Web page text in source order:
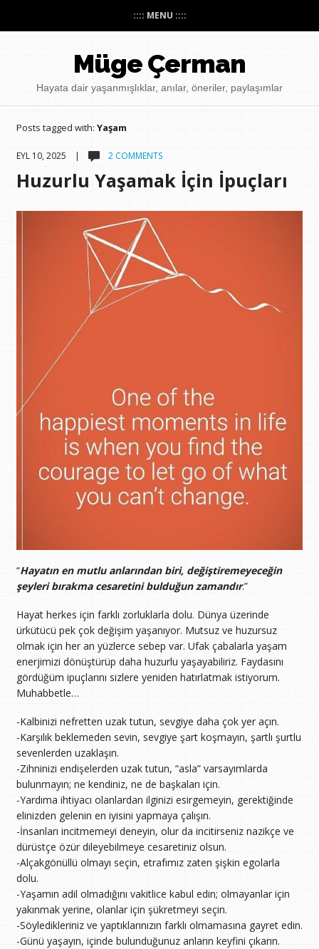
:::: MENU ::::
Müge Çerman
Hayata dair yaşanmışlıklar, anılar, öneriler, paylaşımlar
Posts tagged with: Yaşam
EYL 10, 2025 | 2 COMMENTS
Huzurlu Yaşamak İçin İpuçları
“Hayatın en mutlu anlarından biri, değiştiremeyeceğin
şeyleri bırakma cesaretini bulduğun zamandır.”
Hayat herkes için farklı zorluklarla dolu. Dünya üzerinde
ürkütücü pek çok değişim yaşanıyor. Mutsuz ve huzursuz
olmak için her an yüzlerce sebep var. Ufak çabalarla yaşam
enerjimizi dönüştürüp daha huzurlu yaşayabiliriz. Faydasını
gördüğüm ipuçlarını sizlere yeniden hatırlatmak istiyorum.
Muhabbetle…
-Kalbinizi nefretten uzak tutun, sevgiye daha çok yer açın.
-Karşılık beklemeden sevin, sevgiye şart koşmayın, şartlı şurtlu
sevenlerden uzaklaşın.
-Zihninizi endişelerden uzak tutun, “asla” varsayımlarda
bulunmayın; ne kendiniz, ne de başkaları için.
-Yardıma ihtiyacı olanlardan ilginizi esirgemeyin, gerektiğinde
elinizden gelenin en iyisini yapmaya çalışın.
-İnsanları incitmemeyi deneyin, olur da incitirseniz nazikçe ve
dürüstçe özür dileyebilmeye cesaretiniz olsun.
-Alçakgönüllü olmayı seçin, etrafımız zaten şişkin egolarla
dolu.
-Yaşamın adil olmadığını vakitlice kabul edin; olmayanlar için
yakınmak yerine, olanlar için şükretmeyi seçin.
-Söyledikleriniz ve yaptıklarınızın farklı olmamasına gayret edin.
-Günü yaşayın, içinde bulunduğunuz anların keyfini çıkarın.